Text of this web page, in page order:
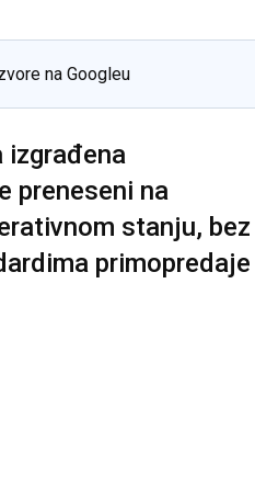
na Googleu
izgrađena
preneseni na
stanju, bez
primopredaje